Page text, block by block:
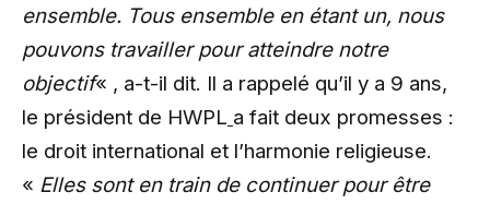
ensemble. Tous ensemble en étant un, nous
pouvons travailler pour atteindre notre
objectif« , a-t-il dit. Il a rappelé qu’il y a 9 ans,
le président de HWPL a fait deux promesses :
le droit international et l’harmonie religieuse.
« Elles sont en train de continuer pour être